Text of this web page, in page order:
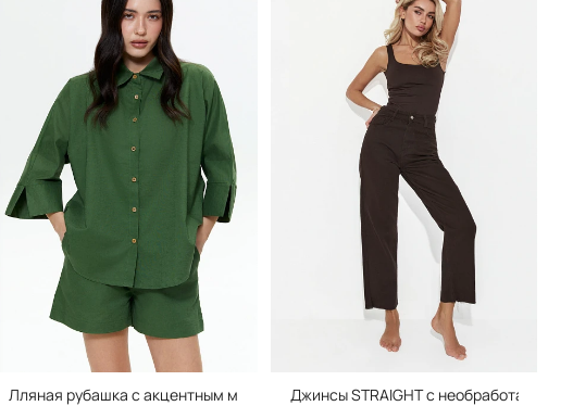
Лляная рубашка с акцентным манжетом, GreenДжинсы STRAIGHT с необработанным